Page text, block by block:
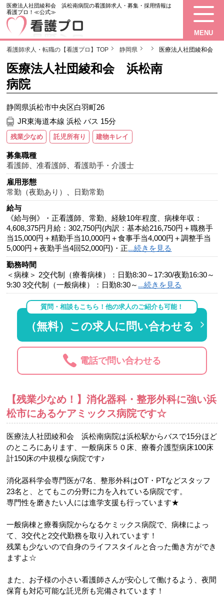
医療法人社団綾和会 浜松南病院の看護師求人・募集・採用情報は
看護プロ！≪公式≫
MENU
看護師求人・転職の【看護プロ】TOP 静岡県 医療法人社団綾和会
医療法人社団綾和会 浜松南
病院
静岡県浜松市中央区白羽町26
JR東海道本線 浜松 バス 15分
残業少なめ 託児所有り 建物キレイ
募集職種
看護師 、准看護師 、看護助手・介護士
雇用形態
常勤（夜勤あり）
日勤常勤
給与
《給与例》・正看護師、常勤、経験10年程度、病棟年収：
4,608,375円月給：302,750円(内訳：基本給216,750円＋職務手
当15,000円＋精勤手当10,000円＋食事手当4,000円＋調整手当
5,000円＋夜勤手当4回52,000円)・正...続きを見る
勤務時間
＜病棟＞ 2交代制（療養病棟）：日勤8:30～17:30/夜勤16:30～
9:30 3交代制（一般病棟）：日勤8:30～ ...続きを見る
質問・相談もこちら！他の求人のご紹介も可能！
（無料）この求人に問い合わせる
電話で問い合わせる
【残業少なめ！】消化器科・整形外科に強い浜
松市にあるケアミックス病院です☆
医療法人社団綾和会 浜松南病院は浜松駅からバスで15分ほど
のところにあります、一般病床５０床、療養介護型病床100床
計150床の中規模な病院です♪
消化器科学会専門医が7名、整形外科はOT・PTなどスタッフ
23名と、とてもこの分野に力を入れている病院です。
専門性を磨きたい人には進学支援も行っています★
一般病棟と療養病院からなるケミックス病院で、病棟によっ
て、3交代と2交代勤務を取り入れています！
残業も少ないので自身のライフスタイルと合った働き方ができ
ますよ☆
また、お子様の小さい看護師さんが安心して働けるよう、夜間
保育も対応可能な託児所も完備されています！